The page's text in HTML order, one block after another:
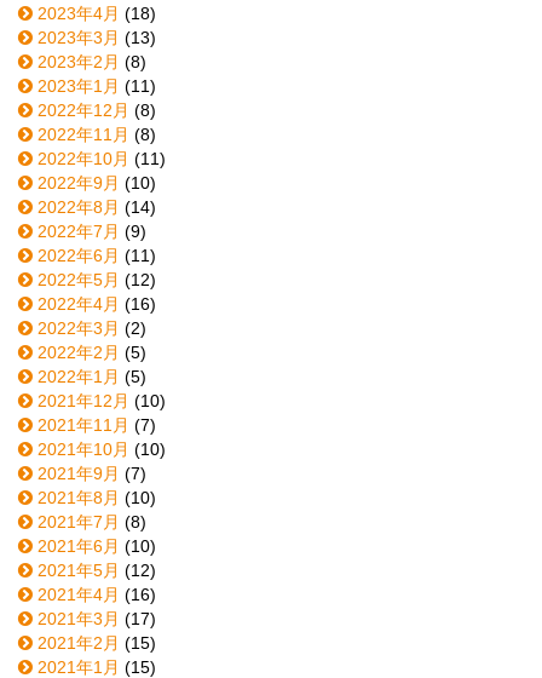
2023年4月 (18)
2023年3月 (13)
2023年2月 (8)
2023年1月 (11)
2022年12月 (8)
2022年11月 (8)
2022年10月 (11)
2022年9月 (10)
2022年8月 (14)
2022年7月 (9)
2022年6月 (11)
2022年5月 (12)
2022年4月 (16)
2022年3月 (2)
2022年2月 (5)
2022年1月 (5)
2021年12月 (10)
2021年11月 (7)
2021年10月 (10)
2021年9月 (7)
2021年8月 (10)
2021年7月 (8)
2021年6月 (10)
2021年5月 (12)
2021年4月 (16)
2021年3月 (17)
2021年2月 (15)
2021年1月 (15)